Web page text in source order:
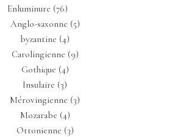
Enluminure (76)
Anglo-saxonne (5)
byzantine (4)
Carolingienne (9)
Gothique (4)
Insulaire (3)
Mérovingienne (3)
Mozarabe (4)
Ottonienne (3)